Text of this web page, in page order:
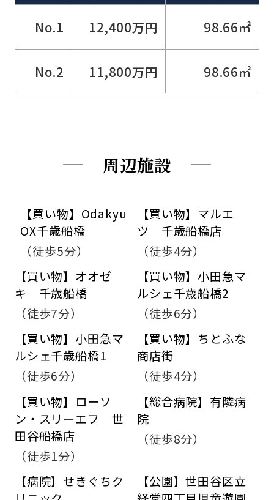
No.1 12,400万円 98.66㎡
No.2 11,800万円 98.66㎡
周辺施設
【買い物】Odakyu
OX千歳船橋
（徒歩5分）
【買い物】マルエ
ツ 千歳船橋店
（徒歩4分）
【買い物】オオゼ
キ 千歳船橋
（徒歩7分）
【買い物】小田急マ
ルシェ千歳船橋2
（徒歩6分）
【買い物】小田急マ
ルシェ千歳船橋1
（徒歩6分）
【買い物】ちとふな
商店街
（徒歩4分）
【買い物】ローソ
ン・スリーエフ 世
田谷船橋店
（徒歩1分）
【総合病院】有隣病
院
（徒歩8分）
【病院】せきぐちク
【公園】世田谷区立